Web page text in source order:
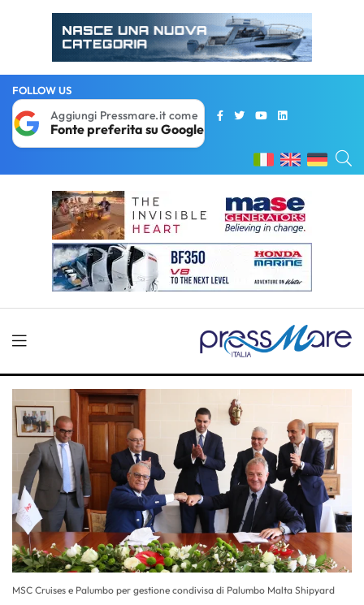
FOLLOW US
Aggiungi Pressmare.it come
Fonte preferita su Google
MSC Cruises e Palumbo per gestione condivisa di Palumbo Malta Shipyard